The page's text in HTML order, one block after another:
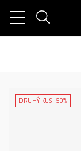
DRUHÝ KUS -50%